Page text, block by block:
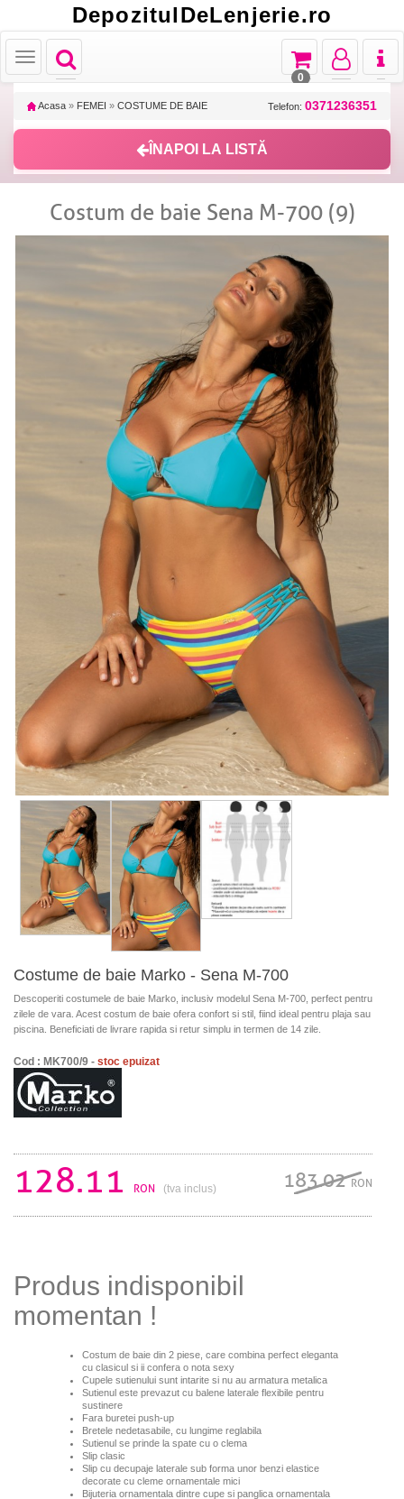
DepozitulDeLenjerie.ro
Toggle
navigation
Toggle
Toggle
navigation
Toggle
navigation
Toggle
navigation
0
Acasa » FEMEI » COSTUME DE BAIE Telefon: 0371236351
ÎNAPOI LA LISTĂ
Costum de baie Sena M-700 (9)
Costume de baie Marko - Sena M-700
Descoperiti costumele de baie Marko, inclusiv modelul Sena M-700, perfect pentru
zilele de vara. Acest costum de baie ofera confort si stil, fiind ideal pentru plaja sau
piscina. Beneficiati de livrare rapida si retur simplu in termen de 14 zile.
Cod : MK700/9 - stoc epuizat
128.11 RON (tva inclus) 183.02RON
Produs indisponibil
momentan !
Costum de baie din 2 piese, care combina perfect eleganta
cu clasicul si ii confera o nota sexy
Cupele sutienului sunt intarite si nu au armatura metalica
Sutienul este prevazut cu balene laterale flexibile pentru
sustinere
Fara buretei push-up
Bretele nedetasabile, cu lungime reglabila
Sutienul se prinde la spate cu o clema
Slip clasic
Slip cu decupaje laterale sub forma unor benzi elastice
decorate cu cleme ornamentale mici
Bijuteria ornamentala dintre cupe si panglica ornamentala